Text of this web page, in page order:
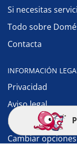
Si necesitas
Todo sobre
Contacta
INFORMACIÓN
Privacidad
Aviso legal
Política de cookies
Cambiar